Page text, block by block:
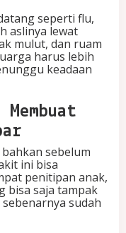
seperti flu,
aslinya lewat
mulut, dan ruam
harus lebih
keadaan
sebelum
ini bisa
penitipan anak,
bisa saja tampak
sudah